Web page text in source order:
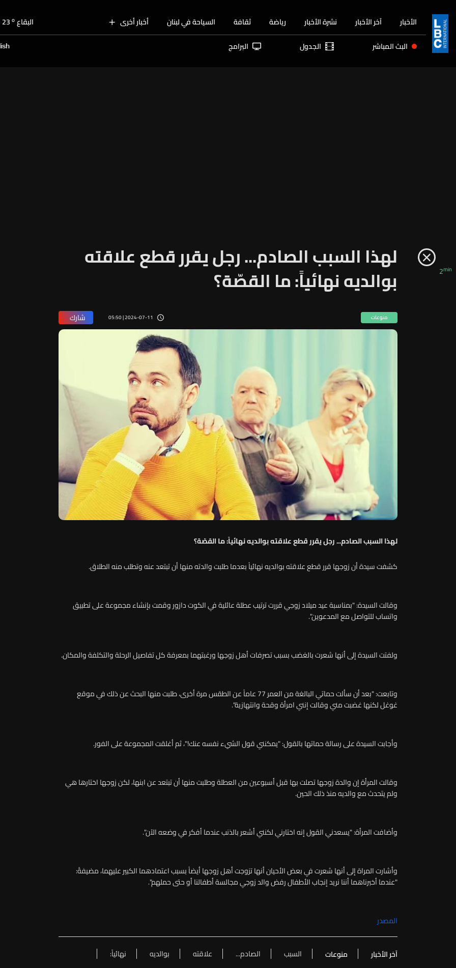
الأخبار آخر الأخبار نشرة الأخبار رياضة ثقافة السياحة في لبنان أخبار أخرى البقاع 23 o
الجنوب 27o
26 البث المباشر الجدول البرامج
2min لهذا السبب الصادم... رجل يقرر قطع علاقته
بوالديه نهائياً: ما القصّة؟
منوعات 2024-07-11 | 05:50 شارك
لهذا السبب الصادم... رجل يقرر قطع علاقته بوالديه نهائياً: ما القصّة؟
كشفت سيدة أن زوجها قرر قطع علاقته بوالديه نهائياً بعدما طلبت والدته منها أن تبتعد عنه وتطلب منه الطلاق.
وقالت السيدة: "بمناسبة عيد ميلاد زوجي قررت ترتيب عطلة عائلية في الكوت دازور وقمت بإنشاء مجموعة على تطبيق
واتساب للتواصل مع المدعوين".
ولفتت السيدة إلى أنها شعرت بالغضب بسبب تصرفات أهل زوجها ورغبتهما بمعرفة كل تفاصيل الرحلة والتكلفة والمكان.
وتابعت: "بعد أن سألت حماتي البالغة من العمر 77 عاماً عن الطقس مرة أخرى، طلبت منها البحث عن ذلك في موقع
غوغل لكنها غضبت مني وقالت إنني امرأة وقحة وانتهازية".
وأجابت السيدة على رسالة حماتها بالقول: "يمكنني قول الشيء نفسه عنك!"، ثم أغلقت المجموعة على الفور.
وقالت المرأة إن والدة زوجها تصلت بها قبل أسبوعين من العطلة وطلبت منها أن تبتعد عن ابنها، لكن زوجها اختارها هي
ولم يتحدث مع والديه منذ ذلك الحين.
وأضافت المرأة: "يسعدني القول إنه اختارني لكنني أشعر بالذنب عندما أفكر في وضعه الآن".
وأشارت المراة إلى أنها شعرت في بعض الأحيان أنها تزوجت أهل زوجها أيضاً بسبب اعتمادهما الكبير عليهما، مضيفةً:
"عندما أخبرناهما أننا نريد إنجاب الأطفال رفض والد زوجي مجالسة أطفالنا أو حتى حملهم".
المصدر
آخر الأخبار منوعات السبب الصادم... علاقته بوالديه
نهائياً: